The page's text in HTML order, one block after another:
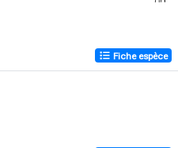
Fiche espèce